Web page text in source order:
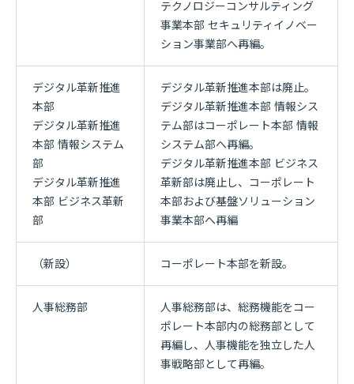
テクノロジーコンサルティング
事業本部 セキュリティイノベー
ション事業部へ再編。
デジタル革新推進
本部
デジタル革新推進
本部 情報システム
部
デジタル革新推進
本部 ビジネス革新
部
デジタル革新推進本部は廃止。
デジタル革新推進本部 情報シス
テム部はコーポレート本部 情報
システム部へ再編。
デジタル革新推進本部 ビジネス
革新部は廃止し、コーポレート
本部および基盤ソリューション
事業本部へ再編
（新設） コーポレート本部を新設。
人事総務部
人事総務部は、総務機能をコー
ポレート本部内の総務部として
再編し、人事機能を独立した人
事戦略部として再編。